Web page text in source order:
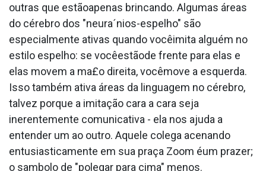
outras que estãoapenas brincando. Algumas áreas
do cérebro dos "neura´nios-espelho" são
especialmente ativas quando vocêimita alguém no
estilo espelho: se vocêestãode frente para elas e
elas movem a ma£o direita, vocêmove a esquerda.
Isso também ativa áreas da linguagem no cérebro,
talvez porque a imitação cara a cara seja
inerentemente comunicativa - ela nos ajuda a
entender um ao outro. Aquele colega acenando
entusiasticamente em sua praça Zoom éum prazer;
o sa­mbolo de "polegar para cima" menos.